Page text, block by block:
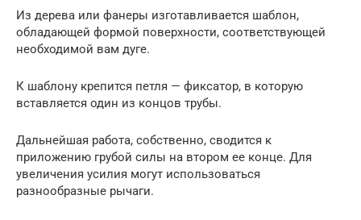
Из дерева или фанеры изготавливается шаблон,
обладающей формой поверхности, соответствующей
необходимой вам дуге.
К шаблону крепится петля — фиксатор, в которую
вставляется один из концов трубы.
Дальнейшая работа, собственно, сводится к
приложению грубой силы на втором ее конце. Для
увеличения усилия могут использоваться
разнообразные рычаги.